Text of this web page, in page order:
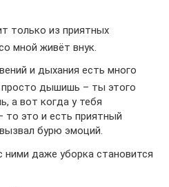
только из приятных
мной живёт внук.
и дыхания есть много
дышишь – ты этого
а вот когда у тебя
то это и есть приятный
бурю эмоций.
ними даже уборка становится